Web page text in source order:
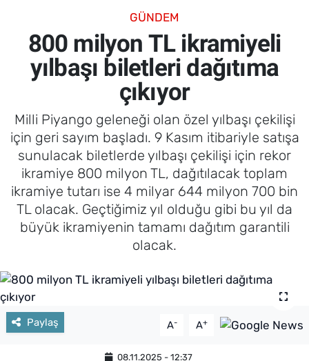
GÜNDEM
800 milyon TL ikramiyeli
yılbaşı biletleri dağıtıma
çıkıyor
Milli Piyango geleneği olan özel yılbaşı çekilişi
için geri sayım başladı. 9 Kasım itibariyle satışa
sunulacak biletlerde yılbaşı çekilişi için rekor
ikramiye 800 milyon TL, dağıtılacak toplam
ikramiye tutarı ise 4 milyar 644 milyon 700 bin
TL olacak. Geçtiğimiz yıl olduğu gibi bu yıl da
büyük ikramiyenin tamamı dağıtım garantili
olacak.
Paylaş A- A+
08.11.2025 - 12:37